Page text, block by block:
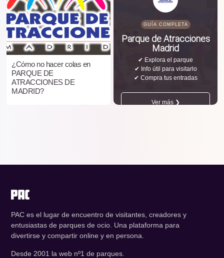
¿Cómo no hacer colas en
PARQUE DE
ATRACCIONES DE
MADRID?
GUÍA COMPLETA
Parque de Atracciones
Madrid
✔ Explora el parque
✔ Info útil para visitarlo
✔ Compra tus entradas
Ver más ❯
PAC es el lugar de encuentro de visitantes, creadores y
entusiastas de parques de ocio. Una plataforma para
divertirse y compartir online y en persona.
Desde 2001 la web nº1 de parques.